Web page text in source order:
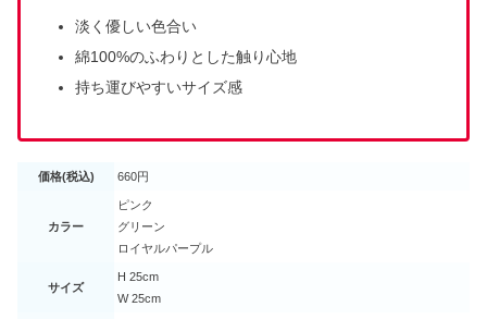
淡く優しい色合い
綿100%のふわりとした触り心地
持ち運びやすいサイズ感
価格(税込) 660円
カラー
ピンク
グリーン
ロイヤルパープル
サイズ
H 25cm
W 25cm